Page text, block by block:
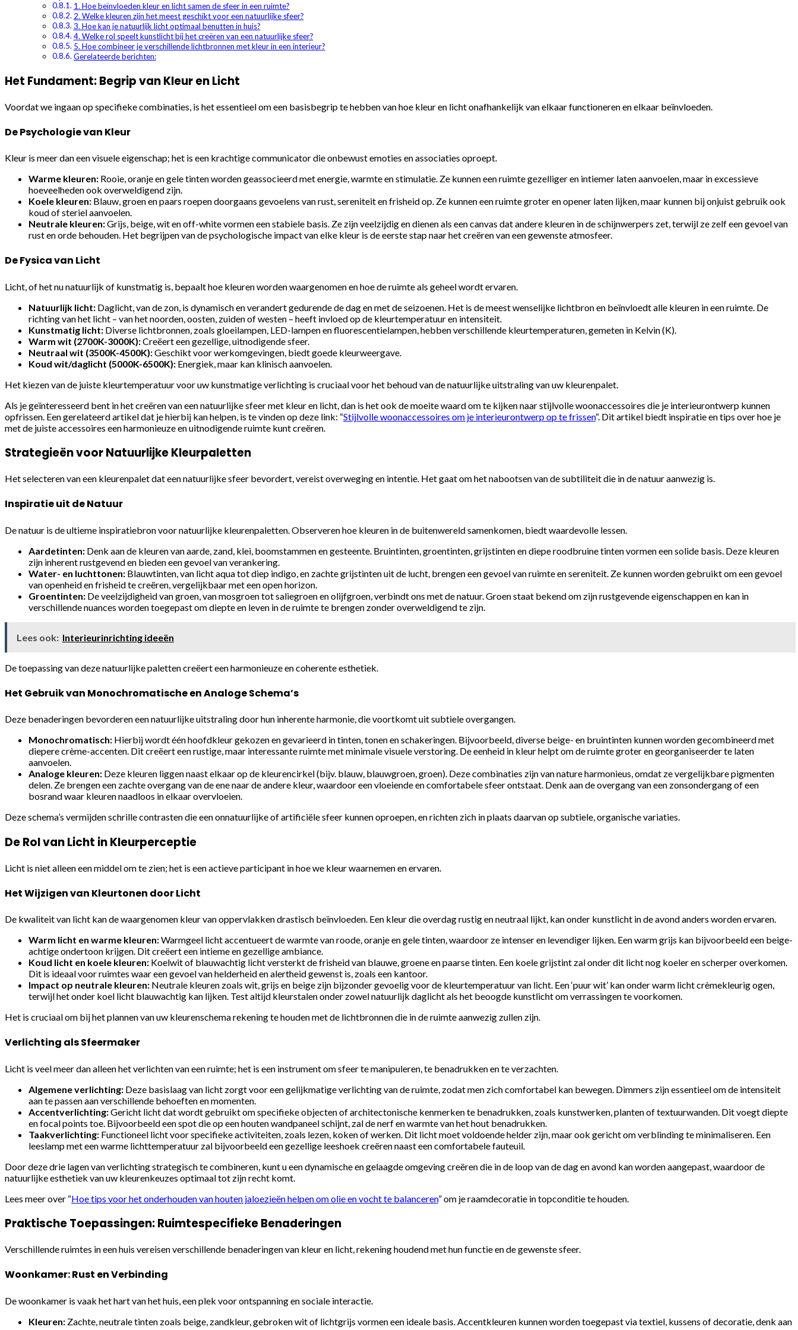
1. Hoe beïnvloeden kleur en licht samen de sfeer in een ruimte?
2. Welke kleuren zijn het meest geschikt voor een natuurlijke sfeer?
3. Hoe kan je natuurlijk licht optimaal benutten in huis?
4. Welke rol speelt kunstlicht bij het creëren van een natuurlijke sfeer?
5. Hoe combineer je verschillende lichtbronnen met kleur in een interieur?
Gerelateerde berichten:
Het Fundament: Begrip van Kleur en Licht
Voordat we ingaan op specifieke combinaties, is het essentieel om een basisbegrip te hebben van hoe kleur en licht onafhankelijk van elkaar functioneren en elkaar beïnvloeden.
De Psychologie van Kleur
Kleur is meer dan een visuele eigenschap; het is een krachtige communicator die onbewust emoties en associaties oproept.
Warme kleuren: Rooie, oranje en gele tinten worden geassocieerd met energie, warmte en stimulatie. Ze kunnen een ruimte gezelliger en intiemer laten aanvoelen, maar in excessieve
hoeveelheden ook overweldigend zijn.
Koele kleuren: Blauw, groen en paars roepen doorgaans gevoelens van rust, sereniteit en frisheid op. Ze kunnen een ruimte groter en opener laten lijken, maar kunnen bij onjuist gebruik ook
koud of steriel aanvoelen.
Neutrale kleuren:Grijs, beige, wit en off-white vormen een stabiele basis. Ze zijn veelzijdig en dienen als een canvas dat andere kleuren in de schijnwerpers zet, terwijl ze zelf een gevoel van
rust en orde behouden. Het begrijpen van de psychologische impact van elke kleur is de eerste stap naar het creëren van een gewenste atmosfeer.
De Fysica van Licht
Licht, of het nu natuurlijk of kunstmatig is, bepaalt hoe kleuren worden waargenomen en hoe de ruimte als geheel wordt ervaren.
Natuurlijk licht: Daglicht, van de zon, is dynamisch en verandert gedurende de dag en met de seizoenen. Het is de meest wenselijke lichtbron en beïnvloedt alle kleuren in een ruimte. De
richting van het licht – van het noorden, oosten, zuiden of westen – heeft invloed op de kleurtemperatuur en intensiteit.
Kunstmatig licht: Diverse lichtbronnen, zoals gloeilampen, LED-lampen en fluorescentielampen, hebben verschillende kleurtemperaturen, gemeten in Kelvin (K).
Warm wit (2700K-3000K):Creëert een gezellige, uitnodigende sfeer.
Neutraal wit (3500K-4500K):Geschikt voor werkomgevingen, biedt goede kleurweergave.
Koud wit/daglicht (5000K-6500K): Energiek, maar kan klinisch aanvoelen.
Het kiezen van de juiste kleurtemperatuur voor uw kunstmatige verlichting is cruciaal voor het behoud van de natuurlijke uitstraling van uw kleurenpalet.
Als je geïnteresseerd bent in het creëren van een natuurlijke sfeer met kleur en licht, dan is het ook de moeite waard om te kijken naar stijlvolle woonaccessoires die je interieurontwerp kunnen
opfrissen. Een gerelateerd artikel dat je hierbij kan helpen, is te vinden op deze link: “Stijlvolle woonaccessoires om je interieurontwerp op te frissen“. Dit artikel biedt inspiratie en tips over hoe je
met de juiste accessoires een harmonieuze en uitnodigende ruimte kunt creëren.
Strategieën voor Natuurlijke Kleurpaletten
Het selecteren van een kleurenpalet dat een natuurlijke sfeer bevordert, vereist overweging en intentie. Het gaat om het nabootsen van de subtiliteit die in de natuur aanwezig is.
Inspiratie uit de Natuur
De natuur is de ultieme inspiratiebron voor natuurlijke kleurenpaletten. Observeren hoe kleuren in de buitenwereld samenkomen, biedt waardevolle lessen.
Aardetinten: Denk aan de kleuren van aarde, zand, klei, boomstammen en gesteente. Bruintinten, groentinten, grijstinten en diepe roodbruine tinten vormen een solide basis. Deze kleuren
zijn inherent rustgevend en bieden een gevoel van verankering.
Water- en luchttonen: Blauwtinten, van licht aqua tot diep indigo, en zachte grijstinten uit de lucht, brengen een gevoel van ruimte en sereniteit. Ze kunnen worden gebruikt om een gevoel
van openheid en frisheid te creëren, vergelijkbaar met een open horizon.
Groentinten: De veelzijdigheid van groen, van mosgroen tot saliegroen en olijfgroen, verbindt ons met de natuur. Groen staat bekend om zijn rustgevende eigenschappen en kan in
verschillende nuances worden toegepast om diepte en leven in de ruimte te brengen zonder overweldigend te zijn.
Lees ook: Interieurinrichting ideeën
De toepassing van deze natuurlijke paletten creëert een harmonieuze en coherente esthetiek.
Het Gebruik van Monochromatische en Analoge Schema’s
Deze benaderingen bevorderen een natuurlijke uitstraling door hun inherente harmonie, die voortkomt uit subtiele overgangen.
Monochromatisch: Hierbij wordt één hoofdkleur gekozen en gevarieerd in tinten, tonen en schakeringen. Bijvoorbeeld, diverse beige- en bruintinten kunnen worden gecombineerd met
diepere crème-accenten. Dit creëert een rustige, maar interessante ruimte met minimale visuele verstoring. De eenheid in kleur helpt om de ruimte groter en georganiseerder te laten
aanvoelen.
Analoge kleuren: Deze kleuren liggen naast elkaar op de kleurencirkel (bijv. blauw, blauwgroen, groen). Deze combinaties zijn van nature harmonieus, omdat ze vergelijkbare pigmenten
delen. Ze brengen een zachte overgang van de ene naar de andere kleur, waardoor een vloeiende en comfortabele sfeer ontstaat. Denk aan de overgang van een zonsondergang of een
bosrand waar kleuren naadloos in elkaar overvloeien.
Deze schema’s vermijden schrille contrasten die een onnatuurlijke of artificiële sfeer kunnen oproepen, en richten zich in plaats daarvan op subtiele, organische variaties.
De Rol van Licht in Kleurperceptie
Licht is niet alleen een middel om te zien; het is een actieve participant in hoe we kleur waarnemen en ervaren.
Het Wijzigen van Kleurtonen door Licht
De kwaliteit van licht kan de waargenomen kleur van oppervlakken drastisch beïnvloeden. Een kleur die overdag rustig en neutraal lijkt, kan onder kunstlicht in de avond anders worden ervaren.
Warm licht en warme kleuren:Warmgeel licht accentueert de warmte van roode, oranje en gele tinten, waardoor ze intenser en levendiger lijken. Een warm grijs kan bijvoorbeeld een beige-
achtige ondertoon krijgen. Dit creëert een intieme en gezellige ambiance.
Koud licht en koele kleuren: Koelwit of blauwachtig licht versterkt de frisheid van blauwe, groene en paarse tinten. Een koele grijstint zal onder dit licht nog koeler en scherper overkomen.
Dit is ideaal voor ruimtes waar een gevoel van helderheid en alertheid gewenst is, zoals een kantoor.
Impact op neutrale kleuren: Neutrale kleuren zoals wit, grijs en beige zijn bijzonder gevoelig voor de kleurtemperatuur van licht. Een ‘puur wit’ kan onder warm licht crèmekleurig ogen,
terwijl het onder koel licht blauwachtig kan lijken. Test altijd kleurstalen onder zowel natuurlijk daglicht als het beoogde kunstlicht om verrassingen te voorkomen.
Het is cruciaal om bij het plannen van uw kleurenschema rekening te houden met de lichtbronnen die in de ruimte aanwezig zullen zijn.
Verlichting als Sfeermaker
Licht is veel meer dan alleen het verlichten van een ruimte; het is een instrument om sfeer te manipuleren, te benadrukken en te verzachten.
Algemene verlichting: Deze basislaag van licht zorgt voor een gelijkmatige verlichting van de ruimte, zodat men zich comfortabel kan bewegen. Dimmers zijn essentieel om de intensiteit
aan te passen aan verschillende behoeften en momenten.
Accentverlichting:Gericht licht dat wordt gebruikt om specifieke objecten of architectonische kenmerken te benadrukken, zoals kunstwerken, planten of textuurwanden. Dit voegt diepte
en focal points toe. Bijvoorbeeld een spot die op een houten wandpaneel schijnt, zal de nerf en warmte van het hout benadrukken.
Taakverlichting: Functioneel licht voor specifieke activiteiten, zoals lezen, koken of werken. Dit licht moet voldoende helder zijn, maar ook gericht om verblinding te minimaliseren. Een
leeslamp met een warme lichttemperatuur zal bijvoorbeeld een gezellige leeshoek creëren naast een comfortabele fauteuil.
Door deze drie lagen van verlichting strategisch te combineren, kunt u een dynamische en gelaagde omgeving creëren die in de loop van de dag en avond kan worden aangepast, waardoor de
natuurlijke esthetiek van uw kleurenkeuzes optimaal tot zijn recht komt.
Lees meer over “Hoe tips voor het onderhouden van houten jaloezieën helpen om olie en vocht te balanceren” om je raamdecoratie in topconditie te houden.
Praktische Toepassingen: Ruimtespecifieke Benaderingen
Verschillende ruimtes in een huis vereisen verschillende benaderingen van kleur en licht, rekening houdend met hun functie en de gewenste sfeer.
Woonkamer: Rust en Verbinding
De woonkamer is vaak het hart van het huis, een plek voor ontspanning en sociale interactie.
Kleuren: Zachte, neutrale tinten zoals beige, zandkleur, gebroken wit of lichtgrijs vormen een ideale basis. Accentkleuren kunnen worden toegepast via textiel, kussens of decoratie, denk aan